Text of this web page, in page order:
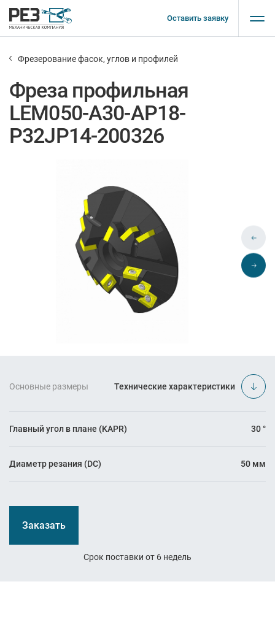
Оставить заявку
Основные размеры Технические характеристики
Главный угол в плане (KAPR) 30 °
Диаметр резания (DC) 50 мм
Заказать
Срок поставки от 6 недель
Фрезерование фасок, углов и профилей
Фреза профильная
LEM050-A30-AP18-
P32JP14-200326